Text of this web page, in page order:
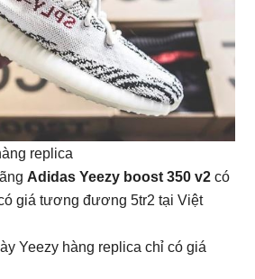
replica
Adidas Yeezy boost 350 v2 có
giá tương đương 5tr2 tại Việt
Yeezy hàng replica chỉ có giá